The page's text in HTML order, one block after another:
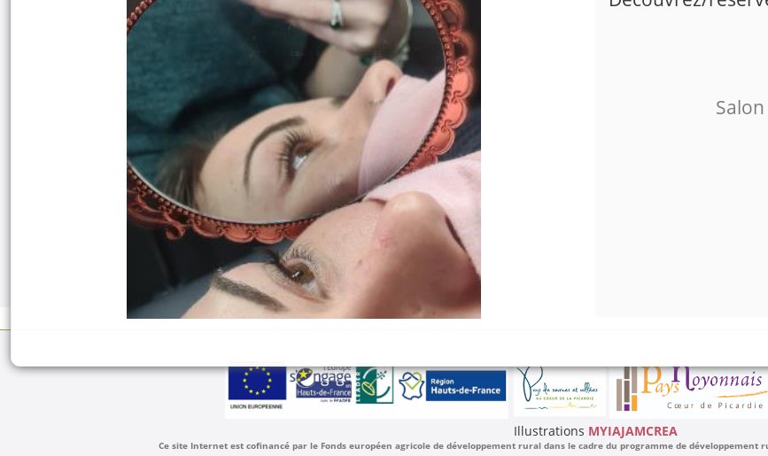
Illustrations MYIAJAMCREA
Ce site Internet est cofinancé par le Fonds européen agricole de développement rural dans le cadre du programme de développement